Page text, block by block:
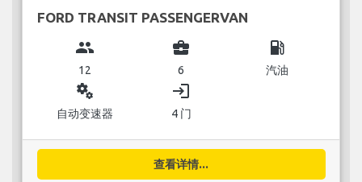
FORD TRANSIT PASSENGERVAN
group
12
business_center
6
local_gas_station
汽油
miscellaneous_services
自动变速器
login
4 门
查看详情...